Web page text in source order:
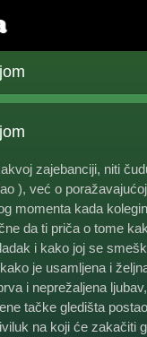
zajebanciji, niti
), već o
momenta kada
da ti priča o tome
i kako joj se
je usamljena i
i neprežaljena
tačke gledišta
na koji će zakačiti